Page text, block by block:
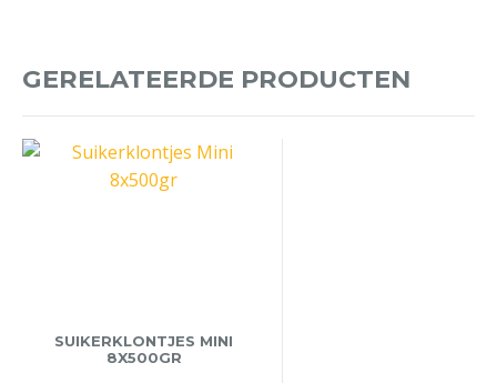
GERELATEERDE PRODUCTEN
SUIKERKLONTJES MINI
8X500GR